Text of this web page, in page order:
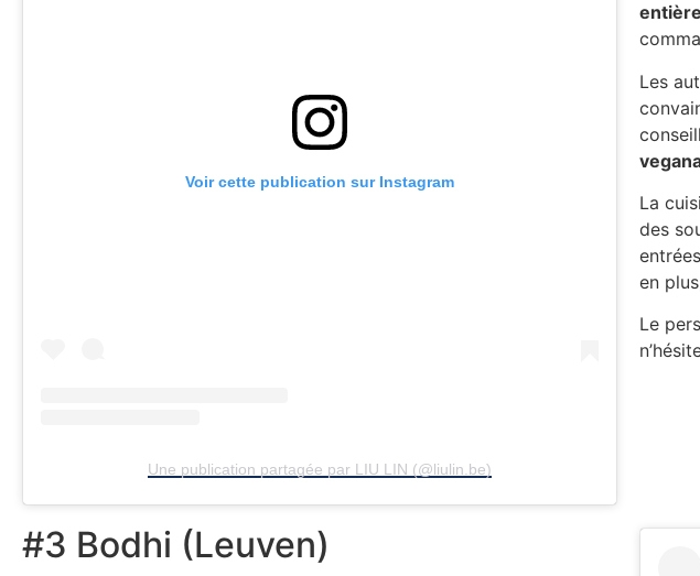
Voir cette publication sur Instagram
Une publication partagée par LIU LIN (@liulin.be)
Les
La
des
en
Le
#3 Bodhi (Leuven)